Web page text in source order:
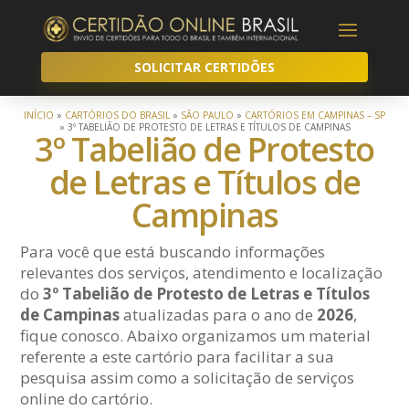
SOLICITAR CERTIDÕES
INÍCIO » CARTÓRIOS DO BRASIL » SÃO PAULO » CARTÓRIOS EM CAMPINAS – SP
» 3º TABELIÃO DE PROTESTO DE LETRAS E TÍTULOS DE CAMPINAS
3º Tabelião de Protesto
de Letras e Títulos de
Campinas
Para você que está buscando informações
relevantes dos serviços, atendimento e localização
do3º Tabelião de Protesto de Letras e Títulos
de Campinasatualizadas para o ano de 2026,
fique conosco. Abaixo organizamos um material
referente a este cartório para facilitar a sua
pesquisa assim como a solicitação de serviços
online do cartório.